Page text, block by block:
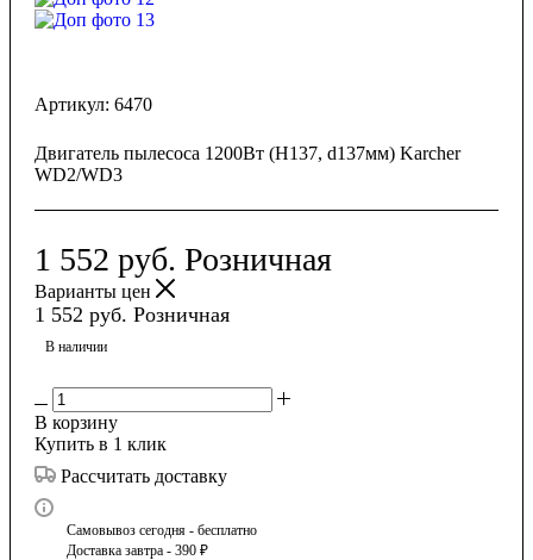
Артикул: 6470
Двигатель пылесоса 1200Вт (H137, d137мм) Karcher
WD2/WD3
1 552 руб. Розничная
Варианты цен
1 552 руб. Розничная
В наличии
В корзину
Купить в 1 клик
Рассчитать доставку
Самовывоз сегодня - бесплатно
Доставка завтра - 390 ₽